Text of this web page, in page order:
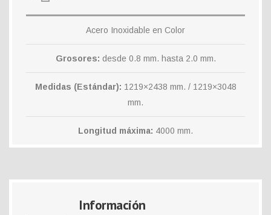
Acero Inoxidable en Color
Grosores: desde 0.8 mm. hasta 2.0 mm.
Medidas (Estándar): 1219×2438 mm. / 1219×3048
mm.
Longitud máxima: 4000 mm.
Información